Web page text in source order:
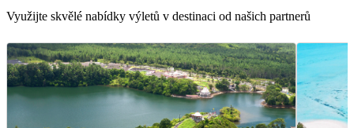
Využijte skvělé nabídky výletů v destinaci od našich partnerů